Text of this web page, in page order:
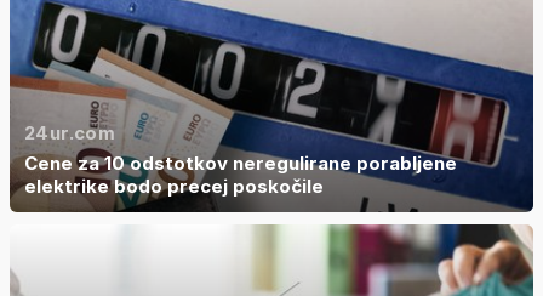
24ur.com
Cene za 10 odstotkov neregulirane porabljene
elektrike bodo precej poskočile